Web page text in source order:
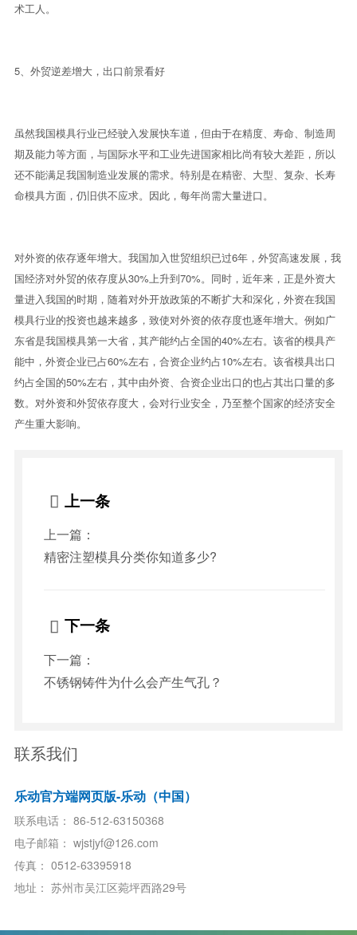
术工人。
5、外贸逆差增大，出口前景看好
虽然我国模具行业已经驶入发展快车道，但由于在精度、寿命、制造周
期及能力等方面，与国际水平和工业先进国家相比尚有较大差距，所以
还不能满足我国制造业发展的需求。特别是在精密、大型、复杂、长寿
命模具方面，仍旧供不应求。因此，每年尚需大量进口。
对外资的依存逐年增大。我国加入世贸组织已过6年，外贸高速发展，我
国经济对外贸的依存度从30%上升到70%。同时，近年来，正是外资大
量进入我国的时期，随着对外开放政策的不断扩大和深化，外资在我国
模具行业的投资也越来越多，致使对外资的依存度也逐年增大。例如广
东省是我国模具第一大省，其产能约占全国的40%左右。该省的模具产
能中，外资企业已占60%左右，合资企业约占10%左右。该省模具出口
约占全国的50%左右，其中由外资、合资企业出口的也占其出口量的多
数。对外资和外贸依存度大，会对行业安全，乃至整个国家的经济安全
产生重大影响。
 上一条
上一篇：
精密注塑模具分类你知道多少?
 下一条
下一篇：
不锈钢铸件为什么会产生气孔？
联系我们
乐动官方端网页版-乐动（中国）
联系电话： 86-512-63150368
电子邮箱： wjstjyf@126.com
传真： 0512-63395918
地址： 苏州市吴江区菀坪西路29号